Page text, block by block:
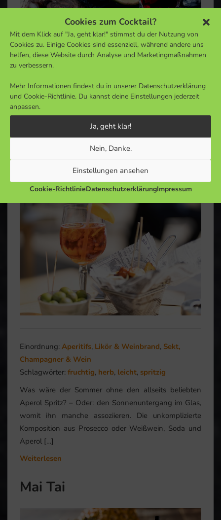
Cookies zum Cocktail?
Mit dem Klick auf "Ja, geht klar!" stimmst du der Nutzung von
Cookies zu. Einige Cookies sind essenziell, während andere uns
helfen, diese Website durch Analyse und Marketingmaßnahmen
zu verbessern.
Mehr Informationen findest du in unserer Datenschutzerklärung
und Cookie-Richtlinie. Du kannst deine Einstellungen jederzeit
anpassen.
Ja, geht klar!
Nein, Danke.
Einstellungen ansehen
Cookie-RichtlinieDatenschutzerklärungImpressum
Einordnung:Sekt, Champagner & Wein
In Spanien kommst du eigentlich nicht an diesem
Getränk vorbei: Tinto de Verano (spanisch: [vino] tinto
= Rotwein, verano = Sommer) ist der “Wein des
Sommers”. So schlicht und einfach […]
Aperol Spritz
Einordnung: Aperitifs, Likör & Weinbrand, Sekt,
Champagner & Wein
Schlagwörter: fruchtig, herb, leicht, spritzig
Was wäre der Sommer ohne den allseits beliebten
Aperol Spritz? – Oder: den Sonnenuntergang im Glas,
womit ihn manche assoziieren. Die unkomplizierte
Komposition aus Prosecco oder Weißwein, Soda und
Aperol […]
Weiterlesen
Mai Tai